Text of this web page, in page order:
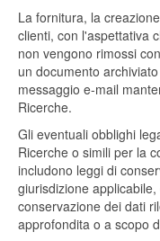
La fornitura, la
clienti, con l'aspettativa
non vengono rimossi
un documento
messaggio e-mail
Ricerche.
Gli eventuali obblighi
Ricerche o simili per la
includono leggi di
giurisdizione
conservazione dei dati
approfondita o a scopo